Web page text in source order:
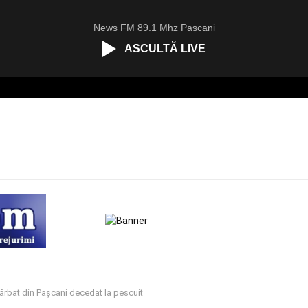
News FM 89.1 Mhz Pașcani
ASCULTĂ LIVE
din Pașcani decedat la pescuit